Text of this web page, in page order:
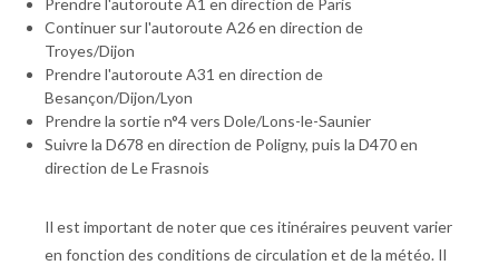
Continuer sur l'autoroute A26 en direction de
Troyes/Dijon
Prendre l'autoroute A31 en direction de
Besançon/Dijon/Lyon
Prendre la sortie n°4 vers Dole/Lons-le-Saunier
Suivre la D678 en direction de Poligny, puis la D470 en
direction de Le Frasnois
Il est important de noter que ces itinéraires peuvent varier
en fonction des conditions de circulation et de la météo. Il